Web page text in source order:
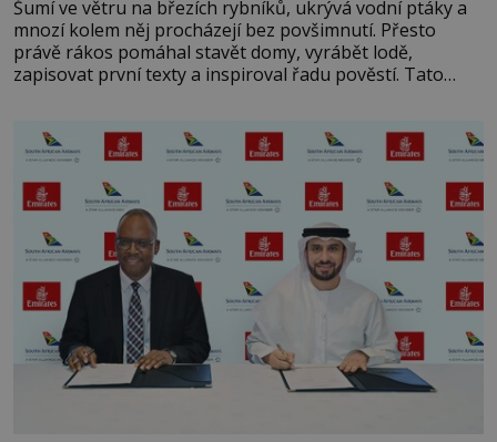
Šumí ve větru na březích rybníků, ukrývá vodní ptáky a
mnozí kolem něj procházejí bez povšimnutí. Přesto
právě rákos pomáhal stavět domy, vyrábět lodě,
zapisovat první texty a inspiroval řadu pověstí. Tato
letního koupání. Stačí se však podívat